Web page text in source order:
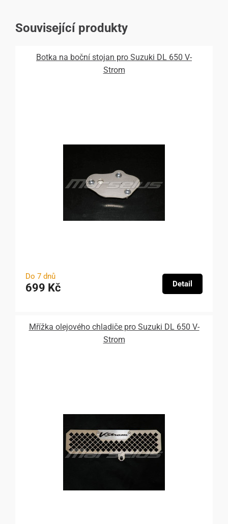
Související produkty
Botka na boční stojan pro Suzuki DL 650 V-
Strom
Do 7 dnů
699 Kč Detail
Mřížka olejového chladiče pro Suzuki DL 650 V-
Strom